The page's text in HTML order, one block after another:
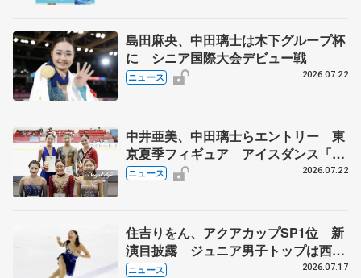
島田麻央、中田璃士は木下グループ杯
に シニア国際大会デビュー戦
ニュース 2026.07.22
中井亜美、中田璃士らエントリー 東
京夏季フィギュア アイスダンス「か
ほゆう」や矢島榛乃、北村凌大組も
ニュース 2026.07.22
住吉りをん、アクアカップSP1位 新
演目披露 ジュニア男子トップは西野
太翔
ニュース 2026.07.17